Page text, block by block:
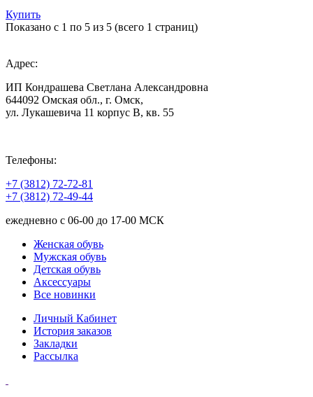
Купить
Показано с 1 по 5 из 5 (всего 1 страниц)
Адрес:
ИП Кондрашева Светлана Александровна
644092 Омская обл., г. Омск,
ул. Лукашевича 11 корпус В, кв. 55
Телефоны:
+7 (3812) 72-72-81
+7 (3812) 72-49-44
ежедневно с 06-00 до 17-00 МСК
Женская обувь
Мужская обувь
Детская обувь
Аксессуары
Все новинки
Личный Кабинет
История заказов
Закладки
Рассылка